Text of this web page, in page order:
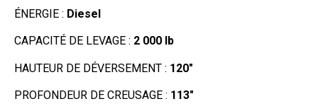
ÉNERGIE : Diesel
CAPACITÉ DE LEVAGE : 2 000 lb
HAUTEUR DE DÉVERSEMENT : 120"
PROFONDEUR DE CREUSAGE : 113"